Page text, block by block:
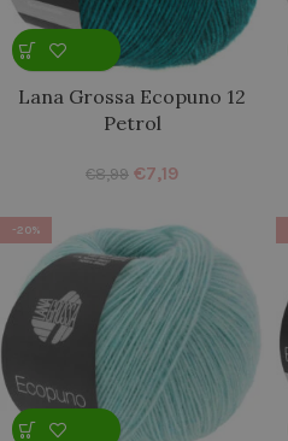
Lana Grossa Ecopuno 12
Petrol
€8,99 €7,19
-20%